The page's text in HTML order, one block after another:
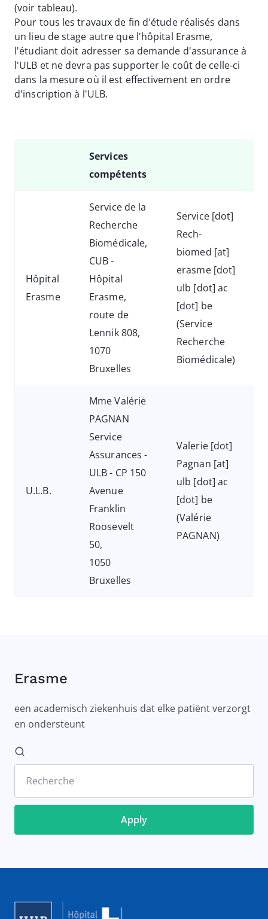
(voir tableau).
Pour tous les travaux de fin d'étude réalisés dans
un lieu de stage autre que l'hôpital Erasme,
l'étudiant doit adresser sa demande d'assurance à
l'ULB et ne devra pas supporter le coût de celle-ci
dans la mesure où il est effectivement en ordre
d'inscription à l'ULB.
Services
compétents
Hôpital
Erasme
Service de la
Recherche
Biomédicale,
CUB -
Hôpital
Erasme,
route de
Lennik 808,
1070
Bruxelles
Service[dot]
Rech-
biomed [at]
erasme[dot]
ulb [dot]ac
[dot] be
(Service
Recherche
Biomédicale)
U.L.B.
Mme Valérie
PAGNAN
Service
Assurances -
ULB - CP 150
Avenue
Franklin
Roosevelt
50,
1050
Bruxelles
Valerie[dot]
Pagnan [at]
ulb [dot]ac
[dot] be
(Valérie
PAGNAN)
Erasme
een academisch ziekenhuis dat elke patiënt verzorgt
en ondersteunt
Recherche